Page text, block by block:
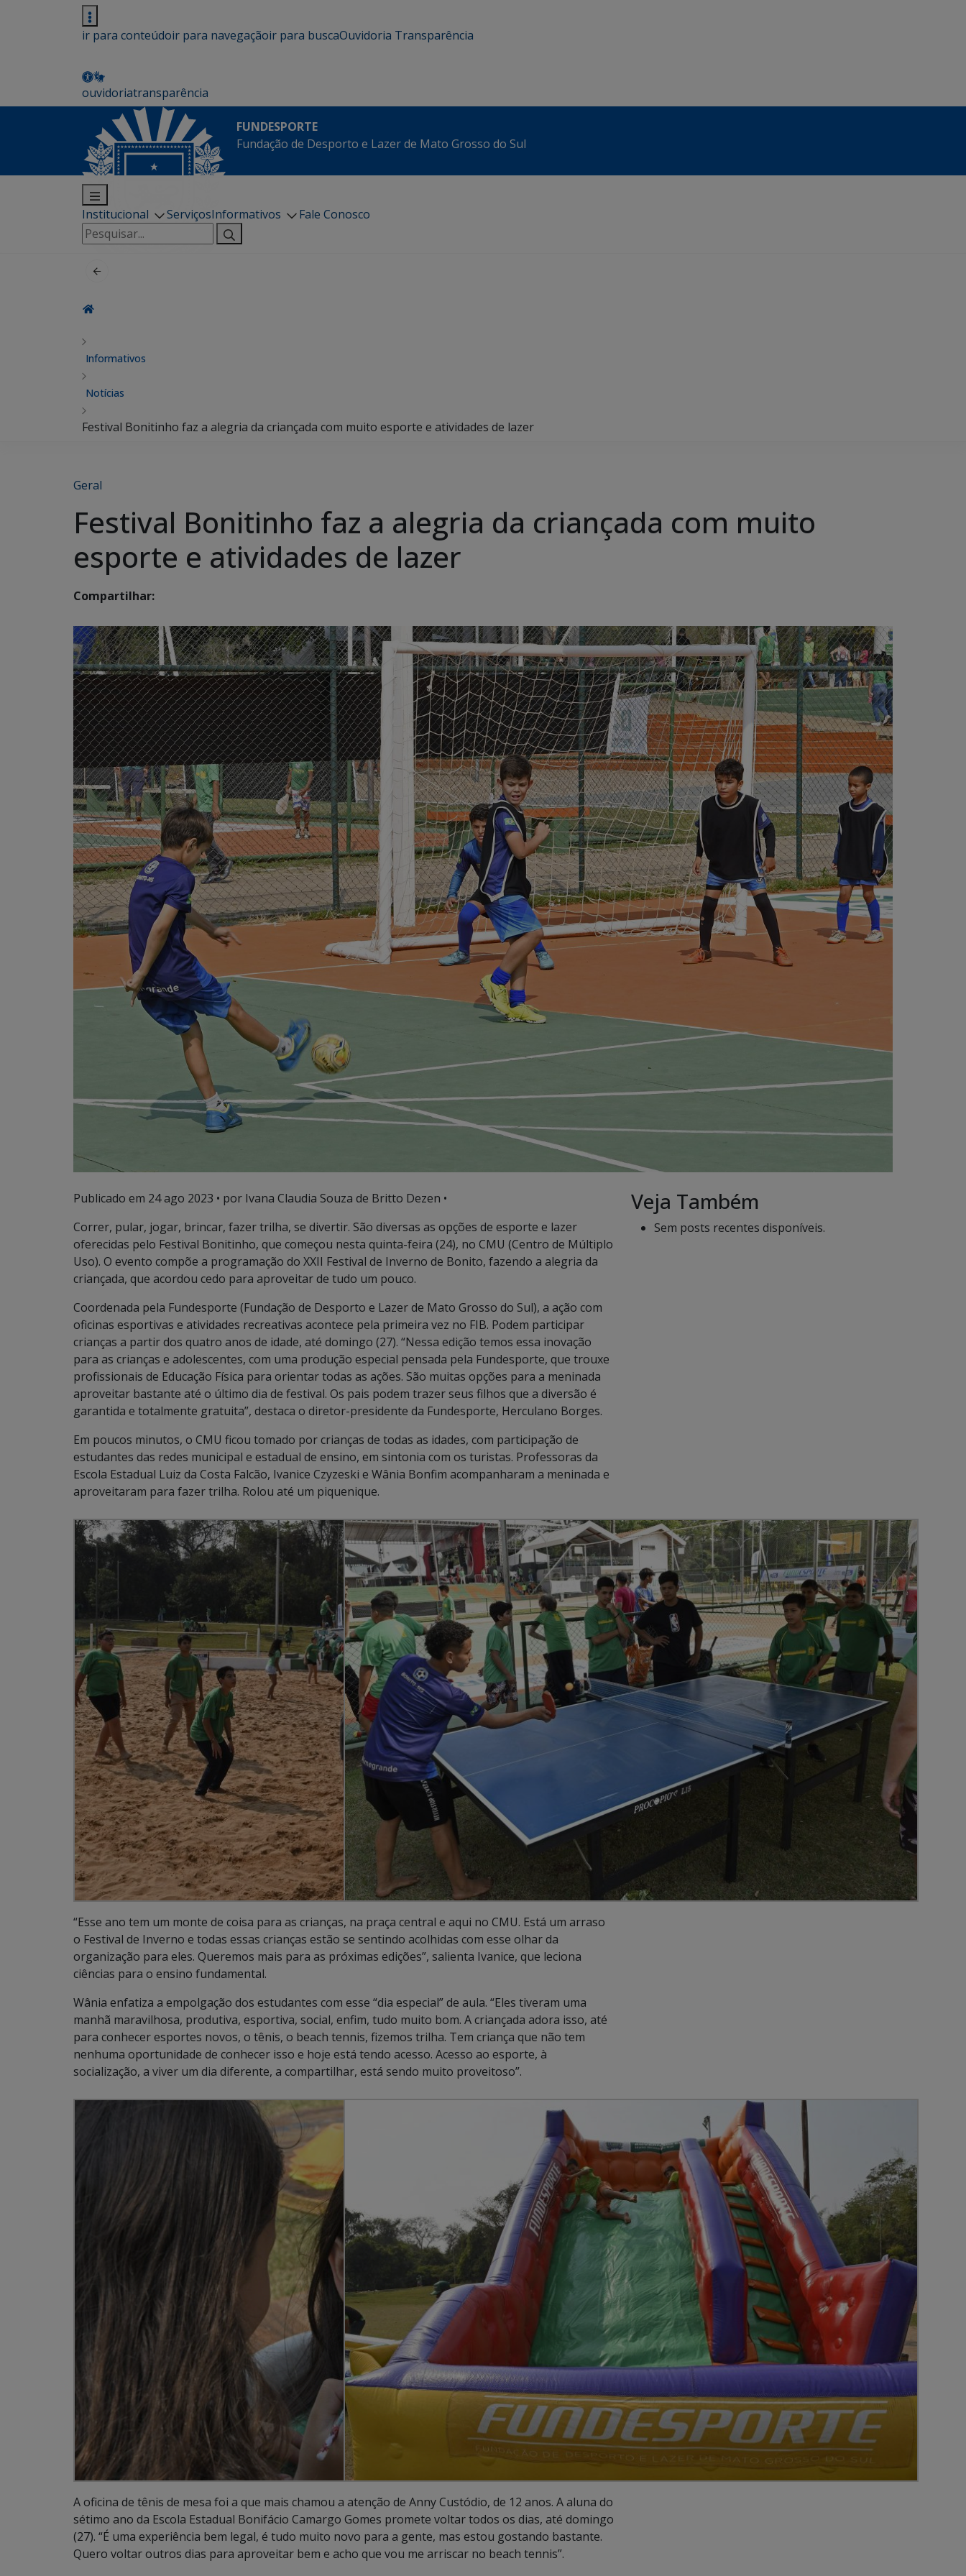
ir para conteúdoir para navegaçãoir para buscaOuvidoria Transparência
ouvidoriatransparência
FUNDESPORTE
Fundação de Desporto e Lazer de Mato Grosso do Sul
Institucional ServiçosInformativos
Fale Conosco
Pesquisar
por:
Informativos
Notícias
Festival Bonitinho faz a alegria da criançada com muito esporte e atividades de lazer
Geral
Festival Bonitinho faz a alegria da criançada com muito
esporte e atividades de lazer
Compartilhar:
Publicado em 24 ago 2023 • por Ivana Claudia Souza de Britto Dezen •
Correr, pular, jogar, brincar, fazer trilha, se divertir. São diversas as opções de esporte e lazer
oferecidas pelo Festival Bonitinho, que começou nesta quinta-feira (24), no CMU (Centro de Múltiplo
Uso). O evento compõe a programação do XXII Festival de Inverno de Bonito, fazendo a alegria da
criançada, que acordou cedo para aproveitar de tudo um pouco.
Coordenada pela Fundesporte (Fundação de Desporto e Lazer de Mato Grosso do Sul), a ação com
oficinas esportivas e atividades recreativas acontece pela primeira vez no FIB. Podem participar
crianças a partir dos quatro anos de idade, até domingo (27). “Nessa edição temos essa inovação
para as crianças e adolescentes, com uma produção especial pensada pela Fundesporte, que trouxe
profissionais de Educação Física para orientar todas as ações. São muitas opções para a meninada
aproveitar bastante até o último dia de festival. Os pais podem trazer seus filhos que a diversão é
garantida e totalmente gratuita”, destaca o diretor-presidente da Fundesporte, Herculano Borges.
Em poucos minutos, o CMU ficou tomado por crianças de todas as idades, com participação de
estudantes das redes municipal e estadual de ensino, em sintonia com os turistas. Professoras da
Escola Estadual Luiz da Costa Falcão, Ivanice Czyzeski e Wânia Bonfim acompanharam a meninada e
aproveitaram para fazer trilha. Rolou até um piquenique.
“Esse ano tem um monte de coisa para as crianças, na praça central e aqui no CMU. Está um arraso
o Festival de Inverno e todas essas crianças estão se sentindo acolhidas com esse olhar da
organização para eles. Queremos mais para as próximas edições”, salienta Ivanice, que leciona
ciências para o ensino fundamental.
Wânia enfatiza a empolgação dos estudantes com esse “dia especial” de aula. “Eles tiveram uma
manhã maravilhosa, produtiva, esportiva, social, enfim, tudo muito bom. A criançada adora isso, até
para conhecer esportes novos, o tênis, o beach tennis, fizemos trilha. Tem criança que não tem
nenhuma oportunidade de conhecer isso e hoje está tendo acesso. Acesso ao esporte, à
socialização, a viver um dia diferente, a compartilhar, está sendo muito proveitoso”.
A oficina de tênis de mesa foi a que mais chamou a atenção de Anny Custódio, de 12 anos. A aluna do
sétimo ano da Escola Estadual Bonifácio Camargo Gomes promete voltar todos os dias, até domingo
(27). “É uma experiência bem legal, é tudo muito novo para a gente, mas estou gostando bastante.
Quero voltar outros dias para aproveitar bem e acho que vou me arriscar no beach tennis”.
Veja Também
Sem posts recentes disponíveis.